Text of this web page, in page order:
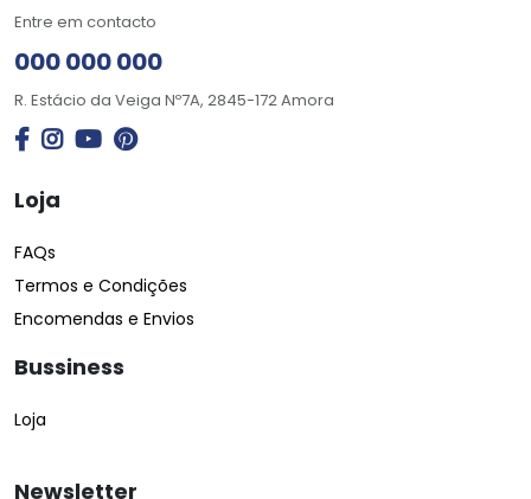
Entre em contacto
000 000 000
R. Estácio da Veiga Nº7A, 2845-172 Amora
Loja
FAQs
Termos e Condições
Encomendas e Envios
Bussiness
Loja
Newsletter